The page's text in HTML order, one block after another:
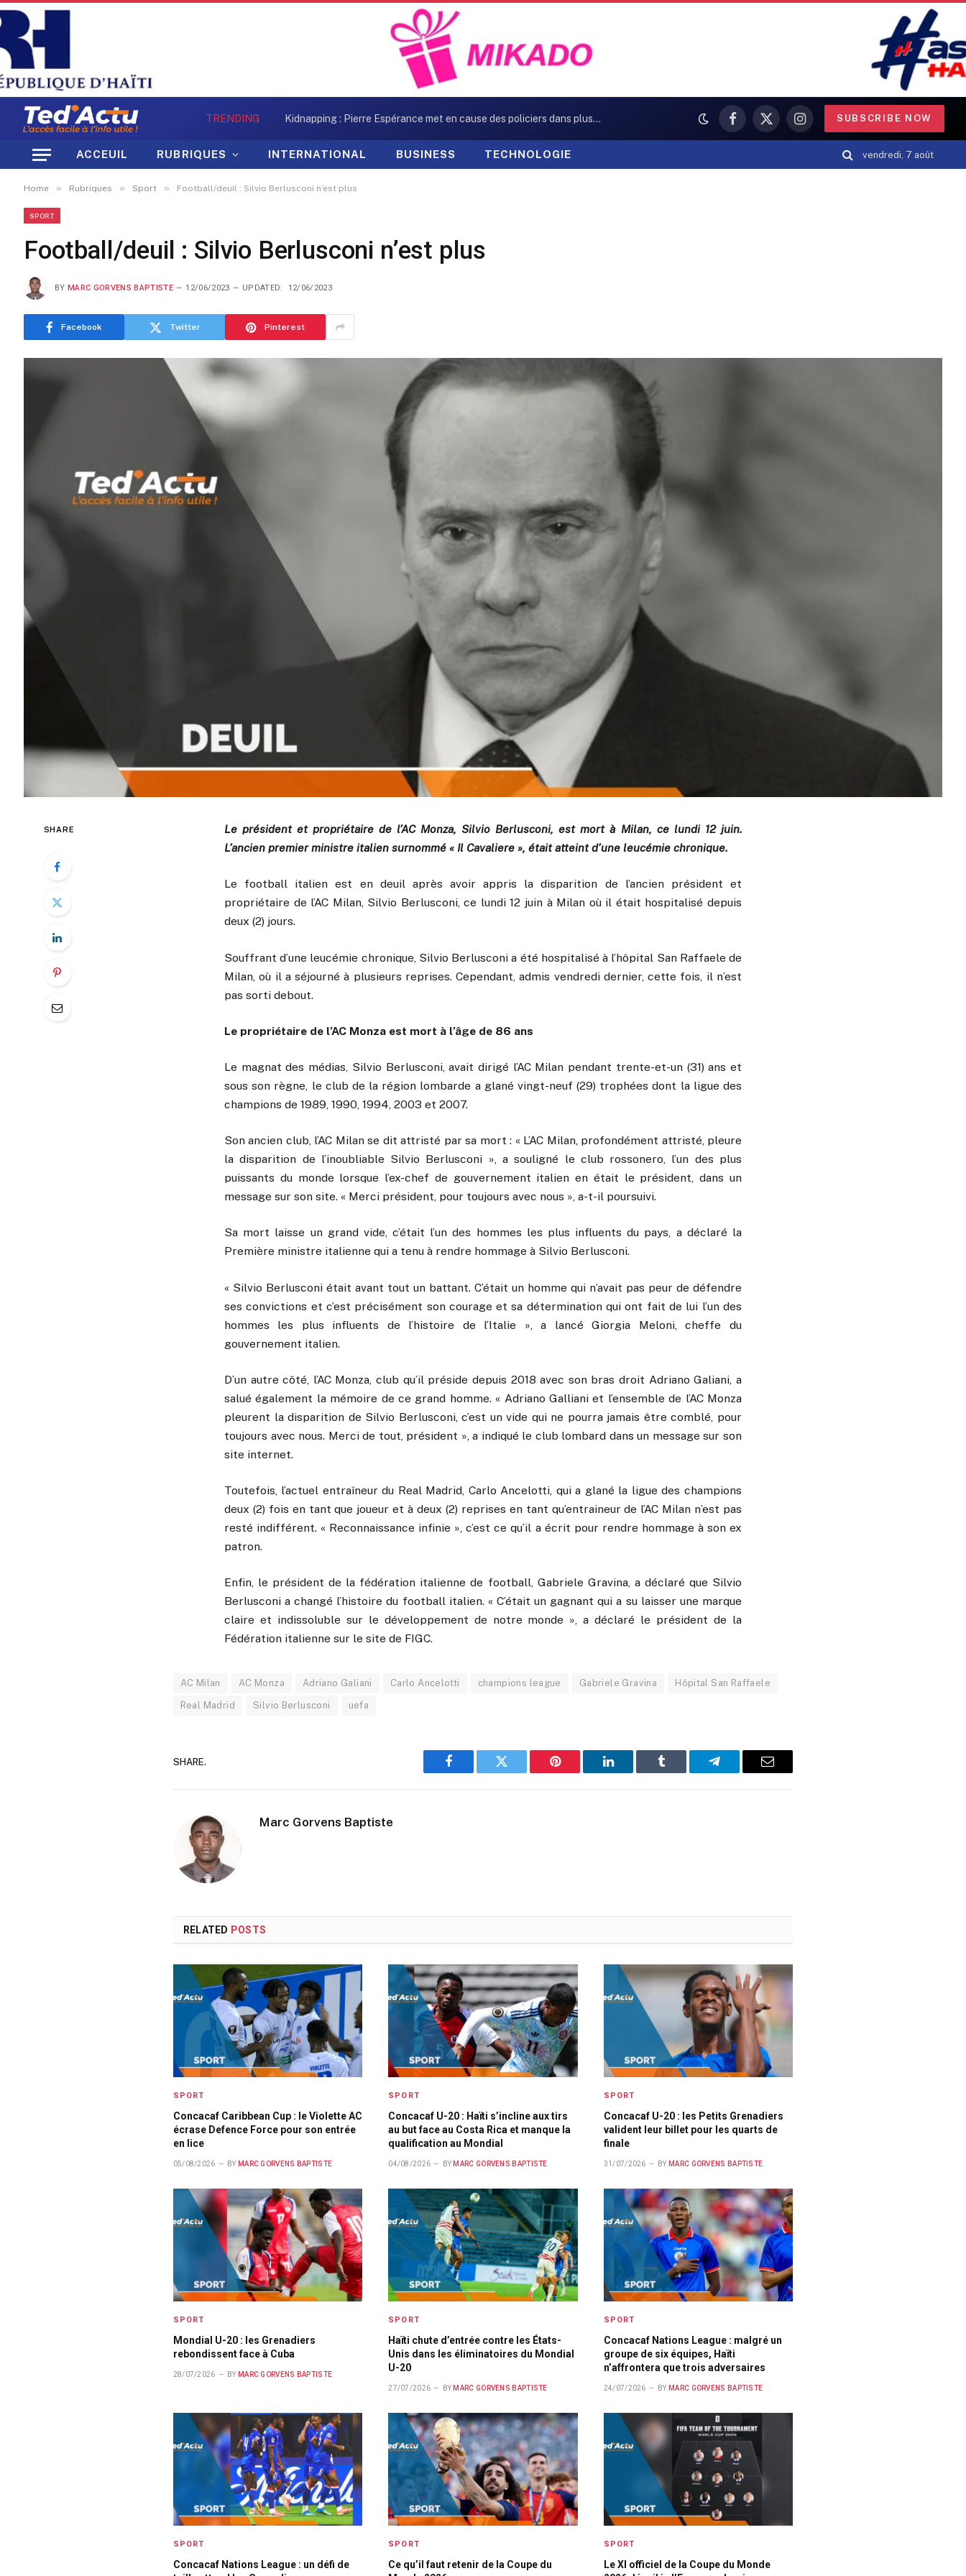
TRENDING Kidnapping : Pierre Espérance met en cause des policiers dans plusieurs enlèvements
Facebook
X
(Twitter)
Instagram
SUBSCRIBE NOW
ACCEUIL RUBRIQUES INTERNATIONAL BUSINESS TECHNOLOGIE vendredi, 7 août
Home » Rubriques » Sport » Football/deuil : Silvio Berlusconi n’est plus
SPORT
Football/deuil : Silvio Berlusconi n’est plus
BY MARC GORVENS BAPTISTE 12/06/2023 UPDATED: 12/06/2023
Facebook Twitter Pinterest
SHARE
Le président et propriétaire de l’AC Monza, Silvio Berlusconi, est mort à Milan, ce lundi 12 juin.
L’ancien premier ministre italien surnommé « Il Cavaliere », était atteint d’une leucémie chronique.
Le football italien est en deuil après avoir appris la disparition de l’ancien président et
propriétaire de l’AC Milan, Silvio Berlusconi, ce lundi 12 juin à Milan où il était hospitalisé depuis
deux (2) jours.
Souffrant d’une leucémie chronique, Silvio Berlusconi a été hospitalisé à l’hôpital San Raffaele de
Milan, où il a séjourné à plusieurs reprises. Cependant, admis vendredi dernier, cette fois, il n’est
pas sorti debout.
Le propriétaire de l’AC Monza est mort à l’âge de 86 ans
Le magnat des médias, Silvio Berlusconi, avait dirigé l’AC Milan pendant trente-et-un (31) ans et
sous son règne, le club de la région lombarde a glané vingt-neuf (29) trophées dont la ligue des
champions de 1989, 1990, 1994, 2003 et 2007.
Son ancien club, l’AC Milan se dit attristé par sa mort : « L’AC Milan, profondément attristé, pleure
la disparition de l’inoubliable Silvio Berlusconi », a souligné le club rossonero, l’un des plus
puissants du monde lorsque l’ex-chef de gouvernement italien en était le président, dans un
message sur son site. « Merci président, pour toujours avec nous », a-t-il poursuivi.
Sa mort laisse un grand vide, c’était l’un des hommes les plus influents du pays, a déclaré la
Première ministre italienne qui a tenu à rendre hommage à Silvio Berlusconi.
« Silvio Berlusconi était avant tout un battant. C’était un homme qui n’avait pas peur de défendre
ses convictions et c’est précisément son courage et sa détermination qui ont fait de lui l’un des
hommes les plus influents de l’histoire de l’Italie », a lancé Giorgia Meloni, cheffe du
gouvernement italien.
D’un autre côté, l’AC Monza, club qu’il préside depuis 2018 avec son bras droit Adriano Galiani, a
salué également la mémoire de ce grand homme. « Adriano Galliani et l’ensemble de l’AC Monza
pleurent la disparition de Silvio Berlusconi, c’est un vide qui ne pourra jamais être comblé, pour
toujours avec nous. Merci de tout, président », a indiqué le club lombard dans un message sur son
site internet.
Toutefois, l’actuel entraîneur du Real Madrid, Carlo Ancelotti, qui a glané la ligue des champions
deux (2) fois en tant que joueur et à deux (2) reprises en tant qu’entraineur de l’AC Milan n’est pas
resté indifférent. « Reconnaissance infinie », c’est ce qu’il a écrit pour rendre hommage à son ex
patron.
Enfin, le président de la fédération italienne de football, Gabriele Gravina, a déclaré que Silvio
Berlusconi a changé l’histoire du football italien. « C’était un gagnant qui a su laisser une marque
claire et indissoluble sur le développement de notre monde », a déclaré le président de la
Fédération italienne sur le site de FIGC.
AC Milan AC Monza Adriano Galiani Carlo Ancelotti champions league Gabriele Gravina Hôpital San Raffaele
Real Madrid Silvio Berlusconi uefa
SHARE.
Facebook Twitter Pinterest LinkedIn Tumblr Telegram Email
Marc Gorvens Baptiste
RELATED POSTS
SPORT
Concacaf Caribbean Cup : le Violette AC
écrase Defence Force pour son entrée
en lice
05/08/2026 BY MARC GORVENS BAPTISTE
SPORT
Concacaf U-20 : Haïti s’incline aux tirs
au but face au Costa Rica et manque la
qualification au Mondial
04/08/2026 BY MARC GORVENS BAPTISTE
SPORT
Concacaf U-20 : les Petits Grenadiers
valident leur billet pour les quarts de
finale
31/07/2026 BY MARC GORVENS BAPTISTE
SPORT
Mondial U-20 : les Grenadiers
rebondissent face à Cuba
28/07/2026 BY MARC GORVENS BAPTISTE
SPORT
Haïti chute d’entrée contre les États-
Unis dans les éliminatoires du Mondial
U-20
27/07/2026 BY MARC GORVENS BAPTISTE
SPORT
Concacaf Nations League : malgré un
groupe de six équipes, Haïti
n’affrontera que trois adversaires
24/07/2026 BY MARC GORVENS BAPTISTE
SPORT
Concacaf Nations League : un défi de
SPORT
Ce qu’il faut retenir de la Coupe du
SPORT
Le XI officiel de la Coupe du Monde